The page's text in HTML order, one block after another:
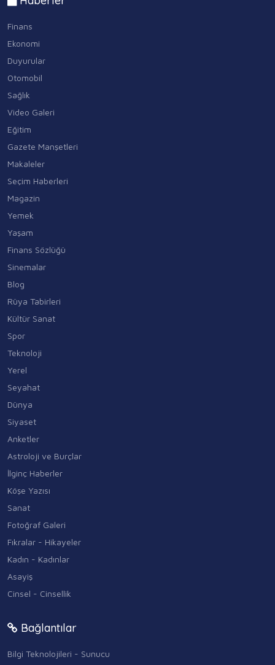
Finans
Ekonomi
Duyurular
Otomobil
Sağlık
Video Galeri
Eğitim
Gazete Manşetleri
Makaleler
Seçim Haberleri
Magazin
Yemek
Yaşam
Finans Sözlüğü
Sinemalar
Blog
Rüya Tabirleri
Kültür Sanat
Spor
Teknoloji
Yerel
Seyahat
Dünya
Siyaset
Anketler
Astroloji ve Burçlar
İlginç Haberler
Köşe Yazısı
Sanat
Fotoğraf Galeri
Fıkralar - Hikayeler
Kadın - Kadınlar
Asayiş
Cinsel - Cinsellik
Bağlantılar
Bilgi Teknolojileri - Sunucu